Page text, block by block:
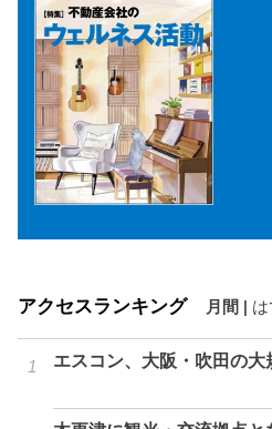
アクセスランキング 月間 |
エスコン、大阪・吹田の